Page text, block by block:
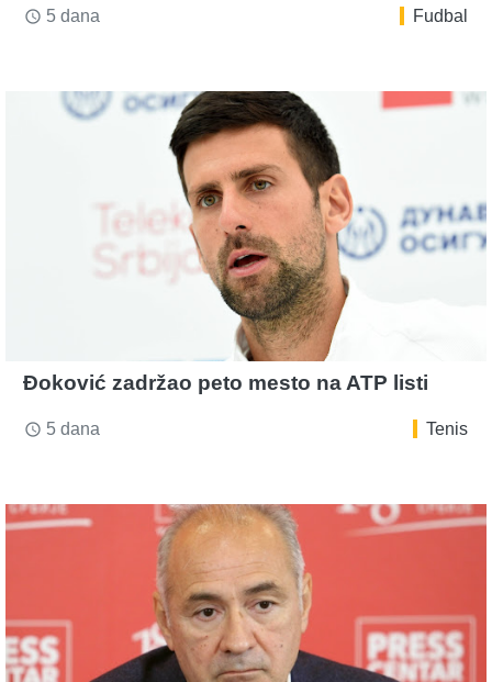
access_time 5 dana Fudbal
Đoković zadržao peto mesto na ATP listi
access_time 5 dana Tenis